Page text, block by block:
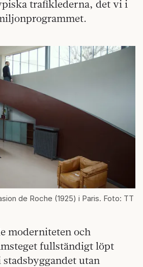
trafiklederna, det vi i
de Roche (1925) i Paris. Foto: TT
moderniteten och
fullständigt löpt
utan